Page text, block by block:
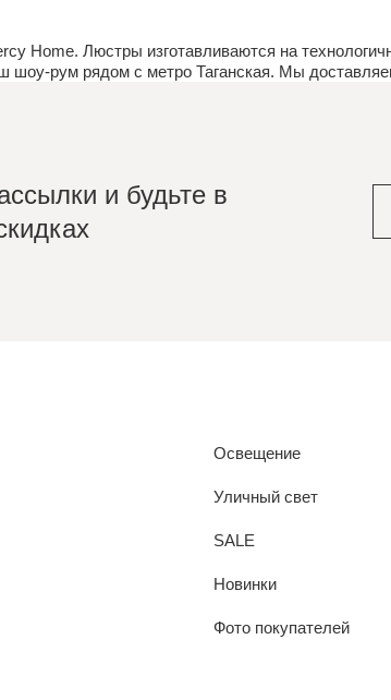
Home. Люстры изготавливаются на
шоу-рум рядом с метро Таганская. Мы
и будьте в
Освещение
Уличный свет
SALE
Новинки
Фото покупателей